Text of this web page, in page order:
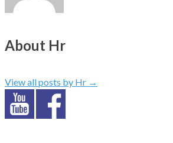
About Hr
View all posts by Hr →